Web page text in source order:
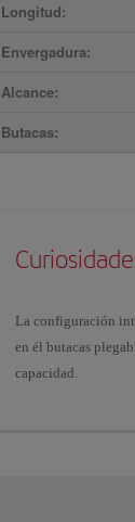
Longitud:
Envergadura:
Alcance:
Butacas:
La configuración
en él butacas
capacidad.